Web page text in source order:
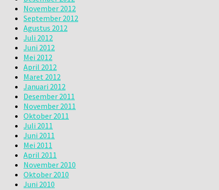
November 2012
September 2012
Agustus 2012
Juli 2012
Juni 2012
Mei 2012
April 2012
Maret 2012
Januari 2012
Desember 2011
November 2011
Oktober 2011
Juli 2011
Juni 2011
Mei 2011
April 2011
November 2010
Oktober 2010
Juni 2010